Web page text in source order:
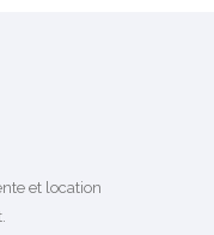
et location